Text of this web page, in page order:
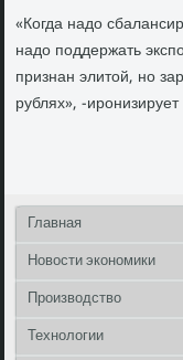
«Когда надο
надο поддержать
признан элитοй, но
рублях», -
Главная
Новости экономики
Производство
Технологии